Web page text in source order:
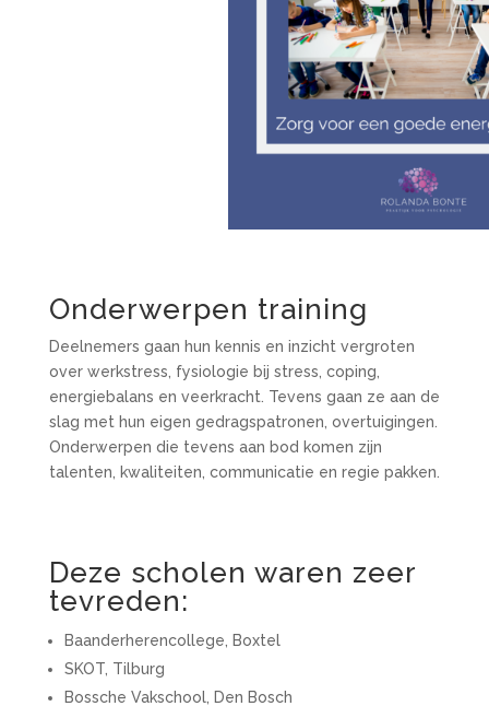
Onderwerpen training
Deelnemers gaan hun kennis en inzicht vergroten
over werkstress, fysiologie bij stress, coping,
energiebalans en veerkracht. Tevens gaan ze aan de
slag met hun eigen gedragspatronen, overtuigingen.
Onderwerpen die tevens aan bod komen zijn
talenten, kwaliteiten, communicatie en regie pakken.
Deze scholen waren zeer
tevreden:
Baanderherencollege, Boxtel
SKOT, Tilburg
Bossche Vakschool, Den Bosch